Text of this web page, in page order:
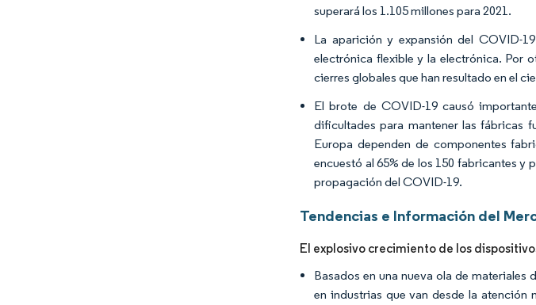
superará los 1.105 millones para 2021.
La aparición y expansión del COVID-
electrónica flexible y la electrónica. Por
cierres globales que han resultado en el
El brote de COVID-19 causó
dificultades para mantener las fábricas
Europa dependen de componentes
encuestó al 65% de los 150 fabricantes
propagación del COVID-19.
Tendencias e Información del
El explosivo crecimiento de los
Basados en una nueva ola de
en industrias que van desde la atención